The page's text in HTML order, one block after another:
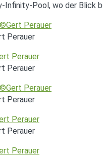
Infinity-Pool, wo der Blick
Perauer
Perauer
Perauer
Perauer